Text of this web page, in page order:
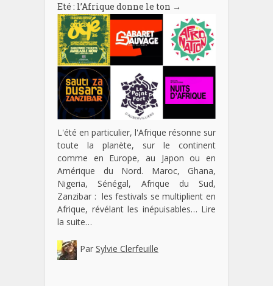
Eté : l’Afrique donne le ton →
L'été en particulier, l'Afrique résonne sur
toute la planète, sur le continent
comme en Europe, au Japon ou en
Amérique du Nord. Maroc, Ghana,
Nigeria, Sénégal, Afrique du Sud,
Zanzibar : les festivals se multiplient en
Afrique, révélant les inépuisables… Lire
la suite…
Par Sylvie Clerfeuille